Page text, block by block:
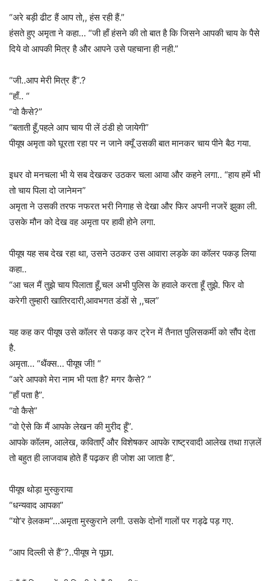
“अरे बड़ी ढीट हैं आप तो,, हंस रही हैं.”
हंसते हुए अमृता ने कहा… “जी हाँ हंसने की तो बात है कि जिसने आपकी चाय के पैसे
दिये वो आपकी मित्र है और आपने उसे पहचाना ही नही.”
“जी..आप मेरी मित्र हैं”.?
“हाँ.. “
“वो कैसे?”
“बताती हूँ,पहले आप चाय पी लें ठंडी हो जायेगी”
पीयूष अमृता को घूरता रहा पर न जाने क्यूँ उसकी बात मानकर चाय पीने बैठ गया.
इधर वो मनचला भी ये सब देखकर उठकर चला आया और कहने लगा.. “हाय हमें भी
तो चाय पिला दो जानेमन”
अमृता ने उसकी तरफ नफरत भरी निगाह से देखा और फिर अपनी नजरें झुका ली.
उसके मौन को देख वह अमृता पर हावी होने लगा.
पीयूष यह सब देख रहा था, उसने उठकर उस आवारा लड़के का कॉलर पकड़ लिया
कहा..
“आ चल मैं तुझे चाय पिलाता हूँ,चल अभी पुलिस के हवाले करता हूँ तुझे. फिर वो
करेगी तुम्हारी खातिरदारी,आवभगत डंडों से ,,चल”
यह कह कर पीयूष उसे कॉलर से पकड़ कर ट्रेन में तैनात पुलिसकर्मी को सौंप देता
है.
अमृता… “थैंक्स… पीयूष जी! “
“अरे आपको मेरा नाम भी पता है? मगर कैसे? ”
“हाँ पता है”.
“वो कैसे”
“वो ऐसे कि मैं आपके लेखन की मुरीद हूँ”.
आपके कॉलम, आलेख, कविताएँ और विशेषकर आपके राष्ट्रवादी आलेख तथा ग़ज़लें
तो बहुत ही लाजवाब होते हैं पढ़कर ही जोश आ जाता है”.
पीयूष थोड़ा मुस्कुराया
“धन्यवाद आपका”
“यो’र वे़लकम”…अमृता मुस्कुराने लगी. उसके दोनों गालों पर गड्ढे पड़ गए.
“आप दिल्ली से हैं”?..पीयूष ने पूछा.